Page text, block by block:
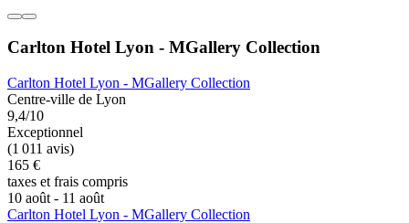
Carlton Hotel Lyon - MGallery Collection
Carlton Hotel Lyon - MGallery Collection
Centre-ville de Lyon
9,4/10
Exceptionnel
(1 011 avis)
165 €
taxes et frais compris
10 août - 11 août
Carlton Hotel Lyon - MGallery Collection